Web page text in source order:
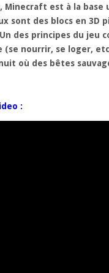
est à la base
sont des blocs en 3D
des principes du jeu
(se nourrir, se loger,
où des bêtes
: